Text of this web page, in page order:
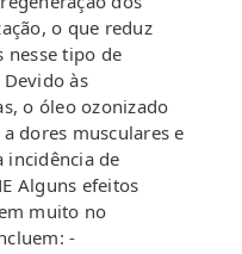
o que reduz
nesse tipo de
às
o óleo ozonizado
dores musculares e
incidência de
Alguns efeitos
muito no
-